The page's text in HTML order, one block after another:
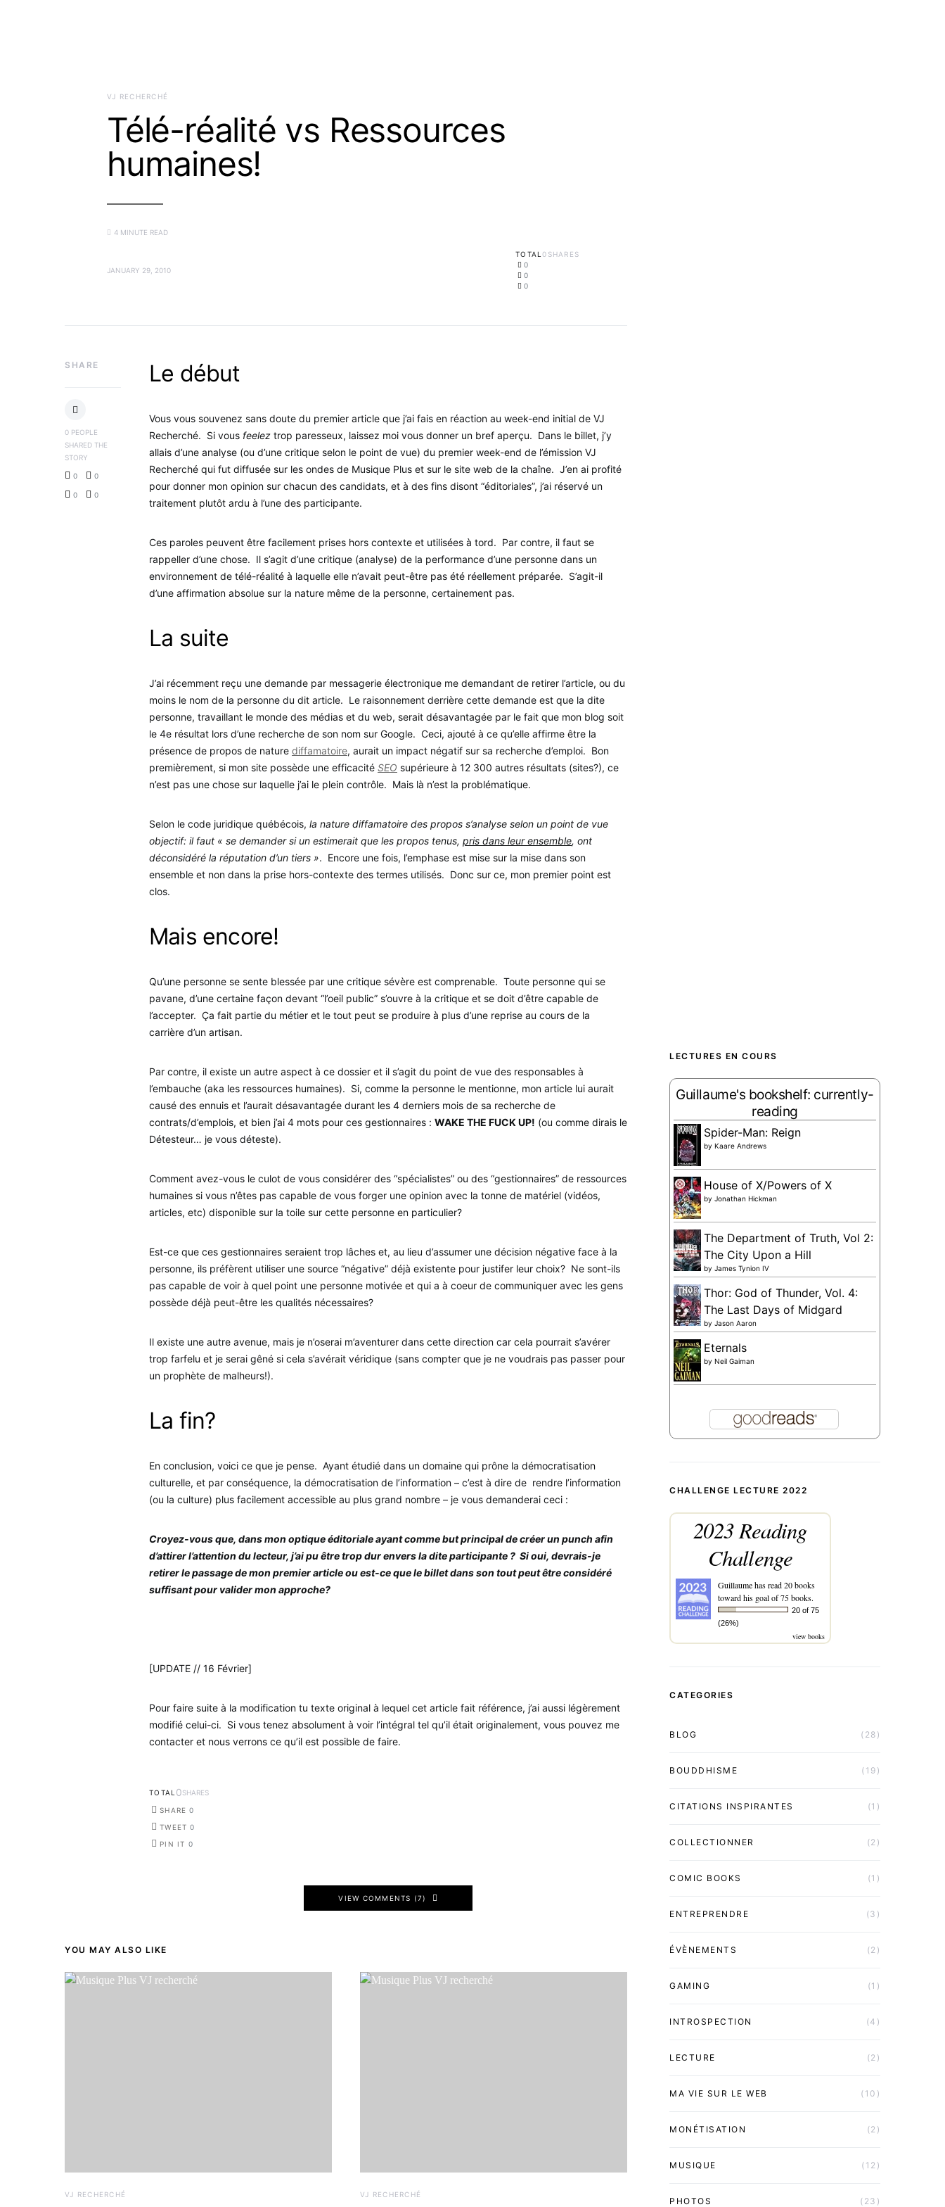
VJ RECHERCHÉ
Télé-réalité vs Ressources
humaines!
4 MINUTE READ
JANUARY 29, 2010
TOTAL0 SHARES
0
0
0
SHARE
0 PEOPLE
SHARED THE
STORY
0 0
0 0
Le début
Vous vous souvenez sans doute du premier article que j’ai fais en réaction au week-end initial de VJ
Recherché. Si vous feelez trop paresseux, laissez moi vous donner un bref aperçu. Dans le billet, j’y
allais d’une analyse (ou d’une critique selon le point de vue) du premier week-end de l’émission VJ
Recherché qui fut diffusée sur les ondes de Musique Plus et sur le site web de la chaîne. J’en ai profité
pour donner mon opinion sur chacun des candidats, et à des fins disont “éditoriales”, j’ai réservé un
traitement plutôt ardu à l’une des participante.
Ces paroles peuvent être facilement prises hors contexte et utilisées à tord. Par contre, il faut se
rappeller d’une chose. Il s’agit d’une critique (analyse) de la performance d’une personne dans un
environnement de télé-réalité à laquelle elle n’avait peut-être pas été réellement préparée. S’agit-il
d’une affirmation absolue sur la nature même de la personne, certainement pas.
La suite
J’ai récemment reçu une demande par messagerie électronique me demandant de retirer l’article, ou du
moins le nom de la personne du dit article. Le raisonnement derrière cette demande est que la dite
personne, travaillant le monde des médias et du web, serait désavantagée par le fait que mon blog soit
le 4e résultat lors d’une recherche de son nom sur Google. Ceci, ajouté à ce qu’elle affirme être la
présence de propos de nature diffamatoire, aurait un impact négatif sur sa recherche d’emploi. Bon
premièrement, si mon site possède une efficacité SEO supérieure à 12 300 autres résultats (sites?), ce
n’est pas une chose sur laquelle j’ai le plein contrôle. Mais là n’est la problématique.
Selon le code juridique québécois, la nature diffamatoire des propos s’analyse selon un point de vue
objectif: il faut « se demander si un estimerait que les propos tenus, pris dans leur ensemble, ont
déconsidéré la réputation d’un tiers ». Encore une fois, l’emphase est mise sur la mise dans son
ensemble et non dans la prise hors-contexte des termes utilisés. Donc sur ce, mon premier point est
clos.
Mais encore!
Qu’une personne se sente blessée par une critique sévère est comprenable. Toute personne qui se
pavane, d’une certaine façon devant “l’oeil public” s’ouvre à la critique et se doit d’être capable de
l’accepter. Ça fait partie du métier et le tout peut se produire à plus d’une reprise au cours de la
carrière d’un artisan.
Par contre, il existe un autre aspect à ce dossier et il s’agit du point de vue des responsables à
l’embauche (aka les ressources humaines). Si, comme la personne le mentionne, mon article lui aurait
causé des ennuis et l’aurait désavantagée durant les 4 derniers mois de sa recherche de
contrats/d’emplois, et bien j’ai 4 mots pour ces gestionnaires : WAKE THE FUCK UP! (ou comme dirais le
Détesteur… je vous déteste).
Comment avez-vous le culot de vous considérer des “spécialistes” ou des “gestionnaires” de ressources
humaines si vous n’êtes pas capable de vous forger une opinion avec la tonne de matériel (vidéos,
articles, etc) disponible sur la toile sur cette personne en particulier?
Est-ce que ces gestionnaires seraient trop lâches et, au lieu d’assumer une décision négative face à la
personne, ils préfèrent utiliser une source “négative” déjà existente pour justifer leur choix? Ne sont-ils
pas capable de voir à quel point une personne motivée et qui a à coeur de communiquer avec les gens
possède déjà peut-être les qualités nécessaires?
Il existe une autre avenue, mais je n’oserai m’aventurer dans cette direction car cela pourrait s’avérer
trop farfelu et je serai gêné si cela s’avérait véridique (sans compter que je ne voudrais pas passer pour
un prophète de malheurs!).
La fin?
En conclusion, voici ce que je pense. Ayant étudié dans un domaine qui prône la démocratisation
culturelle, et par conséquence, la démocratisation de l’information – c’est à dire de rendre l’information
(ou la culture) plus facilement accessible au plus grand nombre – je vous demanderai ceci :
Croyez-vous que, dans mon optique éditoriale ayant comme but principal de créer un punch afin
d’attirer l’attention du lecteur, j’ai pu être trop dur envers la dite participante ? Si oui, devrais-je
retirer le passage de mon premier article ou est-ce que le billet dans son tout peut être considéré
suffisant pour valider mon approche?
[UPDATE // 16 Février]
Pour faire suite à la modification tu texte original à lequel cet article fait référence, j’ai aussi légèrement
modifié celui-ci. Si vous tenez absolument à voir l’intégral tel qu’il était originalement, vous pouvez me
contacter et nous verrons ce qu’il est possible de faire.
TOTAL 0SHARES
SHARE 0
TWEET 0
PIN IT 0
VIEW COMMENTS (7)
YOU MAY ALSO LIKE
VJ RECHERCHÉ VJ RECHERCHÉ
LECTURES EN COURS
Guillaume's bookshelf: currently-
reading
Spider-Man: Reign
by Kaare Andrews
House of X/Powers of X
by Jonathan Hickman
The Department of Truth, Vol 2:
The City Upon a Hill
by James Tynion IV
Thor: God of Thunder, Vol. 4:
The Last Days of Midgard
by Jason Aaron
Eternals
by Neil Gaiman
CHALLENGE LECTURE 2022
2023 Reading
Challenge
Guillaumehas read 20 books
toward his goal of 75 books.
20 of 75
(26%)
view books
CATEGORIES
BLOG (28)
BOUDDHISME (19)
CITATIONS INSPIRANTES (1)
COLLECTIONNER (2)
COMIC BOOKS (1)
ENTREPRENDRE (3)
ÉVÈNEMENTS (2)
GAMING (1)
INTROSPECTION (4)
LECTURE (2)
MA VIE SUR LE WEB (10)
MONÉTISATION (2)
MUSIQUE (12)
PHOTOS (23)